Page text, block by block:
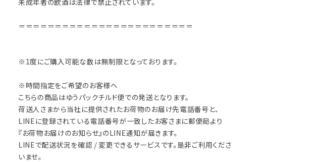
未成年者の飲酒は法律で禁止されています。
＝＝＝＝＝＝＝＝＝＝＝＝＝＝＝＝＝＝＝＝＝＝＝＝
※1度にご購入可能な数は無制限となっております。
※時間指定をご希望のお客様へ
こちらの商品はゆうパックチルド便での発送となります。
荷送人さまから当社に提供されたお荷物のお届け先電話番号と、
LINEに登録されている電話番号が一致したお客さまに郵便局より
『お荷物お届けのお知らせ』のLINE通知が届きます。
LINEで配送状況を確認 / 変更できるサービスです。是非ご利用くださ
いませ。